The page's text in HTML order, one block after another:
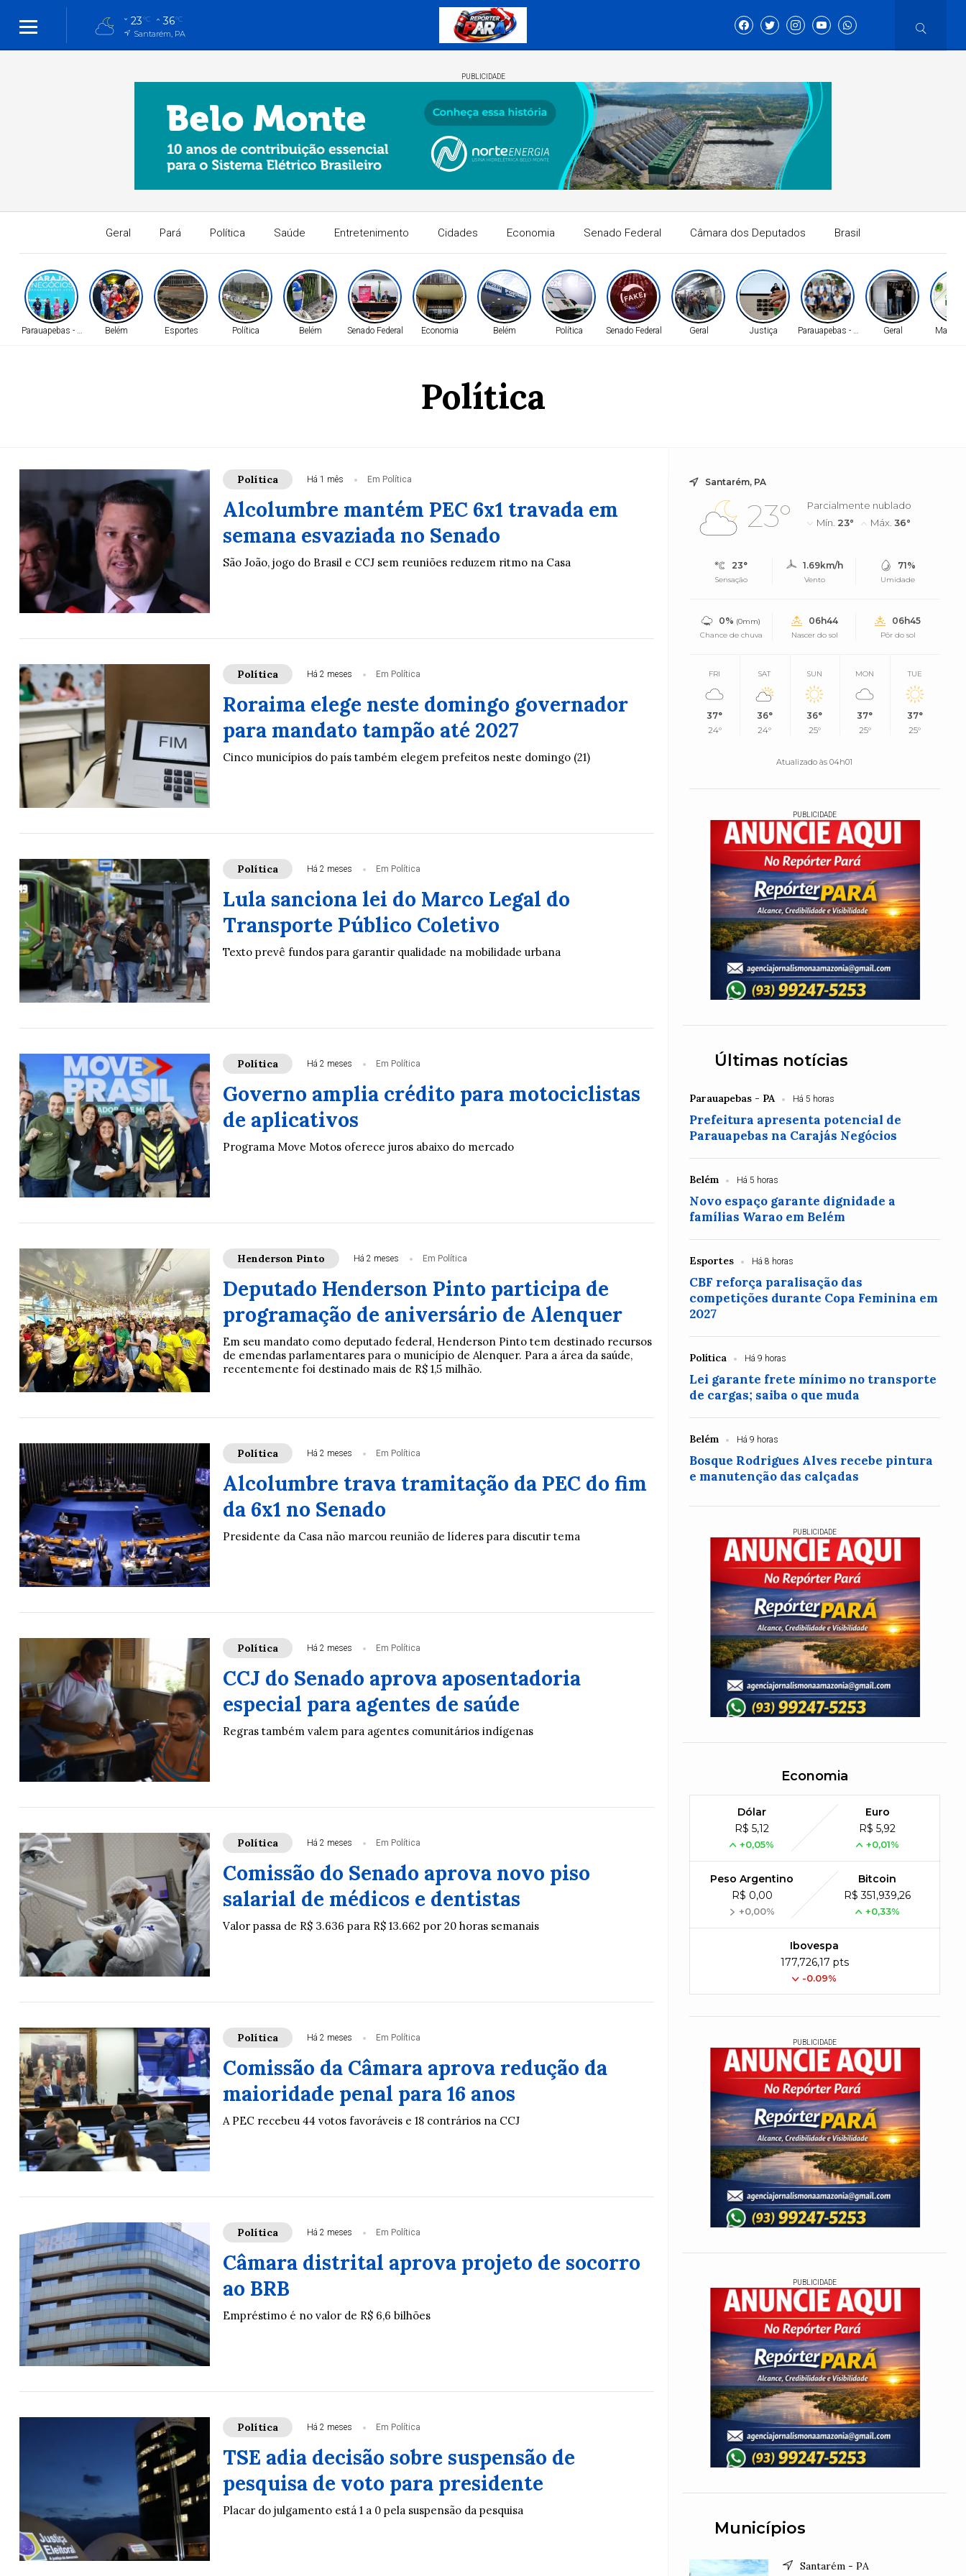
23°C 36°C
Santarém, PA
PUBLICIDADE
Geral Pará Política Saúde Entretenimento Cidades Economia Senado Federal Câmara dos Deputados Brasil
Parauapebas - PA Belém Esportes Política Belém Senado Federal Economia Belém Política Senado Federal Geral Justiça Parauapebas - PA Geral Marabá
Política
Política Há 1 mês Em Política
Alcolumbre mantém PEC 6x1 travada em
semana esvaziada no Senado
São João, jogo do Brasil e CCJ sem reuniões reduzem ritmo na Casa
Política Há 2 meses Em Política
Roraima elege neste domingo governador
para mandato tampão até 2027
Cinco municípios do país também elegem prefeitos neste domingo (21)
Política Há 2 meses Em Política
Lula sanciona lei do Marco Legal do
Transporte Público Coletivo
Texto prevê fundos para garantir qualidade na mobilidade urbana
Política Há 2 meses Em Política
Governo amplia crédito para motociclistas
de aplicativos
Programa Move Motos oferece juros abaixo do mercado
Henderson Pinto Há 2 meses Em Política
Deputado Henderson Pinto participa de
programação de aniversário de Alenquer
Em seu mandato como deputado federal, Henderson Pinto tem destinado recursos
de emendas parlamentares para o município de Alenquer. Para a área da saúde,
recentemente foi destinado mais de R$ 1,5 milhão.
Política Há 2 meses Em Política
Alcolumbre trava tramitação da PEC do fim
da 6x1 no Senado
Presidente da Casa não marcou reunião de líderes para discutir tema
Política Há 2 meses Em Política
CCJ do Senado aprova aposentadoria
especial para agentes de saúde
Regras também valem para agentes comunitários indígenas
Política Há 2 meses Em Política
Comissão do Senado aprova novo piso
salarial de médicos e dentistas
Valor passa de R$ 3.636 para R$ 13.662 por 20 horas semanais
Política Há 2 meses Em Política
Comissão da Câmara aprova redução da
maioridade penal para 16 anos
A PEC recebeu 44 votos favoráveis e 18 contrários na CCJ
Política Há 2 meses Em Política
Câmara distrital aprova projeto de socorro
ao BRB
Empréstimo é no valor de R$ 6,6 bilhões
Política Há 2 meses Em Política
TSE adia decisão sobre suspensão de
pesquisa de voto para presidente
Placar do julgamento está 1 a 0 pela suspensão da pesquisa
Santarém, PA
23°
Parcialmente nublado
Mín. 23° Máx.36°
23°
Sensação
1.69km/h
Vento
71%
Umidade
0% (0mm)
Chance de chuva
06h44
Nascer do sol
06h45
Pôr do sol
FRI
37°
24°
SAT
36°
24°
SUN
36°
25°
MON
37°
25°
TUE
37°
25°
Atualizado às 04h01
PUBLICIDADE
Últimas notícias
Parauapebas - PA Há 5 horas
Prefeitura apresenta potencial de
Parauapebas na Carajás Negócios
Belém Há 5 horas
Novo espaço garante dignidade a
famílias Warao em Belém
Esportes Há 8 horas
CBF reforça paralisação das
competições durante Copa Feminina em
2027
Política Há 9 horas
Lei garante frete mínimo no transporte
de cargas; saiba o que muda
Belém Há 9 horas
Bosque Rodrigues Alves recebe pintura
e manutenção das calçadas
PUBLICIDADE
Economia
Dólar
R$ 5,12
+0,05%
Euro
R$ 5,92
+0,01%
Peso Argentino
R$ 0,00
+0,00%
Bitcoin
R$ 351,939,26
+0,33%
Ibovespa
177,726,17 pts
-0.09%
PUBLICIDADE
PUBLICIDADE
Municípios
Santarém - PA